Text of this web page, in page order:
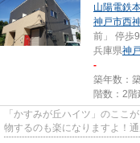
山陽電鉄
神戸市西
前」 停歩
兵庫県神
-
築年数：
階数：2階
「かすみが丘ハイツ」のここ
物するのも楽になりますよ！